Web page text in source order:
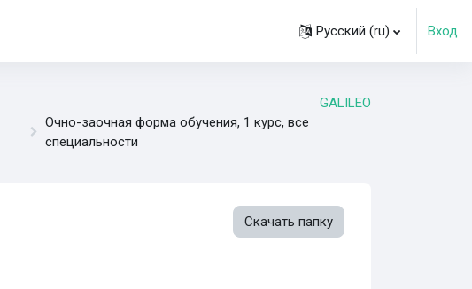
Русский ‎(ru)‎ Вход
GALILEO
Очно-заочная форма обучения, 1 курс, все
специальности
Скачать папку